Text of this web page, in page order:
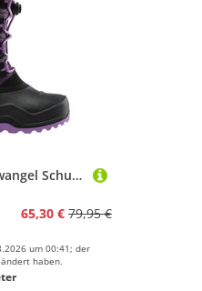
Kamik Kinder Snowangel Schuhe
65,30 € 79,95 €
um 00:41; der
haben.